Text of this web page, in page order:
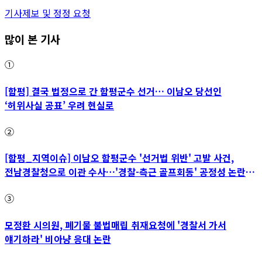
기사제보 및 정정 요청
많이 본 기사
①
[함평] 결국 법정으로 간 함평군수 선거… 이남오 당선인
‘허위사실 공표’ 우려 현실로
②
[함평_지역이슈] 이남오 함평군수 '선거법 위반' 고발 사건,
전남경찰청으로 이관 수사…'경찰-측근 골프회동' 공정성 논란
③
모정환 시의원, 폐기물 불법매립 취재요청에 '경찰서 가서
얘기하라' 비아냥 응대 논란